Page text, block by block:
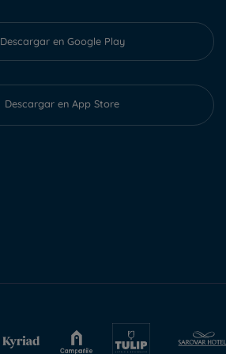
Descargar en Google Play
Descargar en App Store